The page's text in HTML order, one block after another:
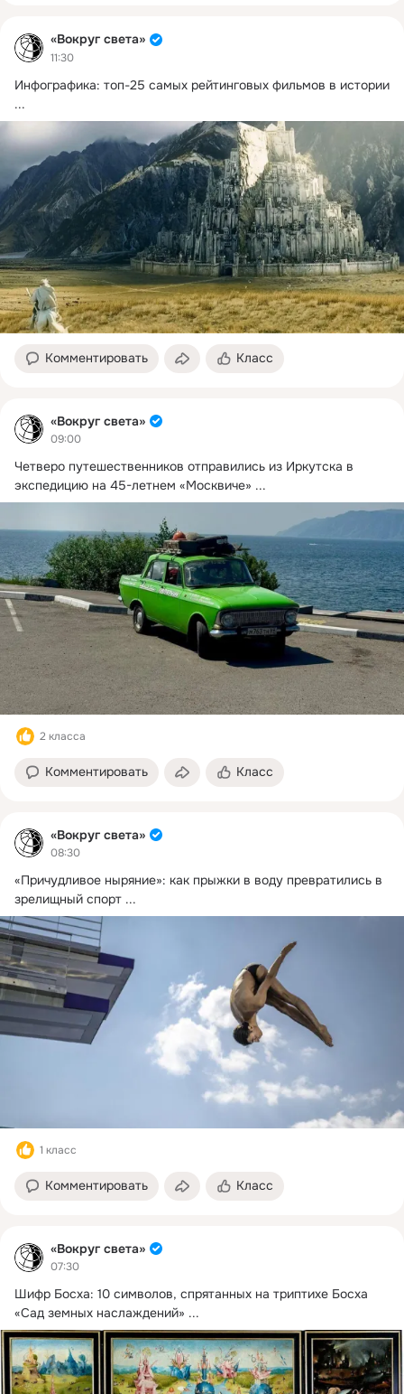
«Вокруг света»
11:30
Инфографика: топ-25 самых рейтинговых фильмов в истории
...
Комментировать Класс
«Вокруг света»
09:00
Четверо путешественников отправились из Иркутска в
экспедицию на 45-летнем «Москвиче» ...
2 класса
Комментировать Класс
«Вокруг света»
08:30
«Причудливое ныряние»: как прыжки в воду превратились в
зрелищный спорт ...
1 класс
Комментировать Класс
«Вокруг света»
07:30
Шифр Босха: 10 символов, спрятанных на триптихе Босха
«Сад земных наслаждений» ...